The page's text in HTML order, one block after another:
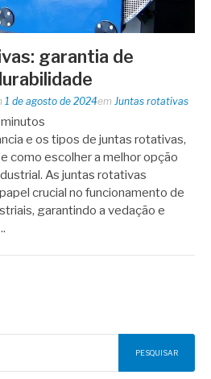
garantia de
1 de agosto de 2024em Juntas rotativas
minutos
e os tipos de juntas rotativas,
como escolher a melhor opção
As juntas rotativas
crucial no funcionamento de
garantindo a vedação e
PESQUISAR